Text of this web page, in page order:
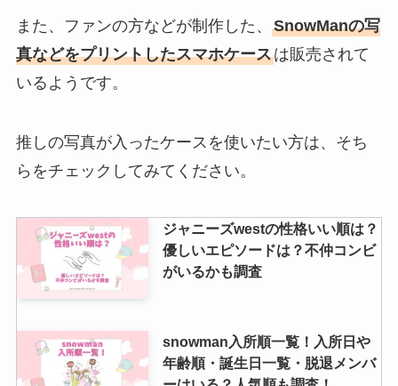
は？福本大晴のメンバーカラーや
メンカラの決め方は？
ち事情を調査！お金はいくら？当
たりにくい？
なにわ男子ファンクラブ人数は？
会員数をリアルタイムで紹介！入
れないという噂も調査
JFC入館すると何がある？倍率や
当たりやすい時間・当落の時間や
また、ファンの方などが制作した、 SnowManの写
真などをプリントしたスマホケースは販売されて
いるようです。
推しの写真が入ったケースを使いたい方は、そち
らをチェックしてみてください。
ジャニーズwestの性格いい順は？
優しいエピソードは？不仲コンビ
がいるかも調査
snowman入所順一覧！入所日や
年齢順・誕生日一覧・脱退メンバ